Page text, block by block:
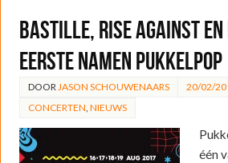
Bastille, Rise Against en
eerste namen Pukkelpop
DOOR JASON SCHOUWENAARS
20/02/
CONCERTEN NIEUWS
één